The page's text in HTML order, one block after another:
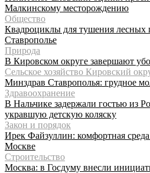
Малкинскому месторождению
Общество
Квадроциклы для тушения лесных
Ставрополье
Природа
В Кировском округе завершают
Сельское хозяйство Кировский
Минздрав Ставрополья: грудное
Здравоохранение
В Нальчике задержали гостью из
укравшую детскую коляску
Закон и порядок
Ирек Файзуллин: комфортная
Москве
Строительство
Москва: в Госдуму внесли